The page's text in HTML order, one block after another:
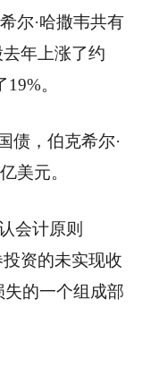
尔·哈撒韦共有
年上涨了约
。
债，伯克希尔·
美元。
会计原则
资的未实现收
的一个组成部